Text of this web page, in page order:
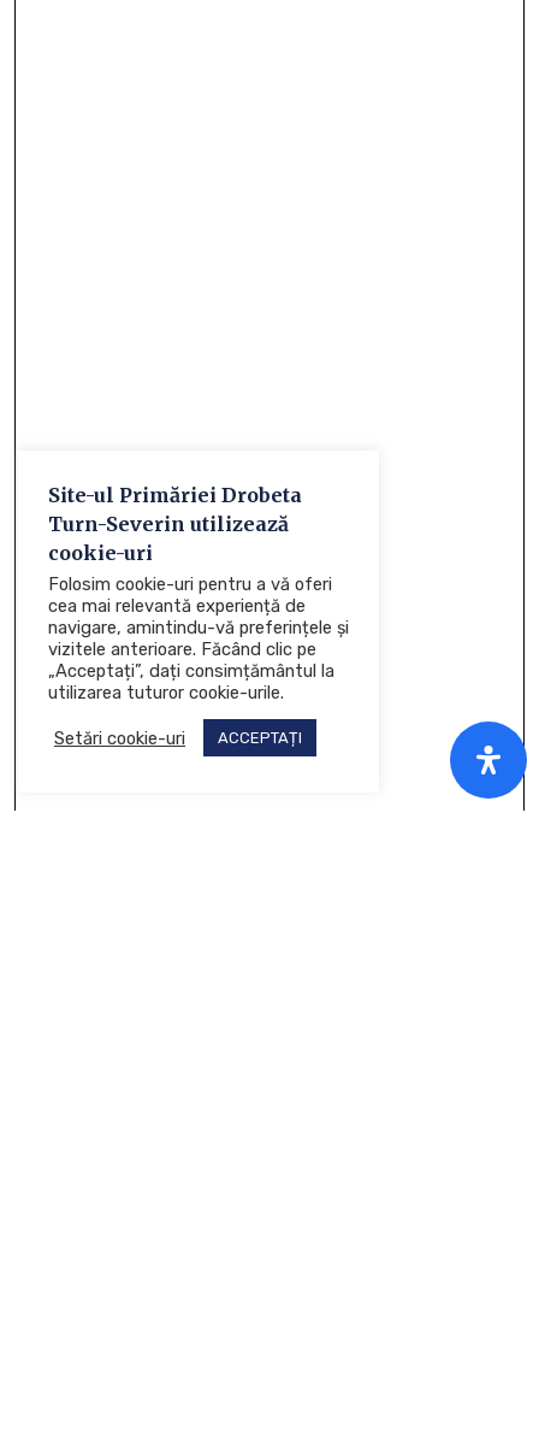
Site-ul Primăriei Drobeta
Turn-Severin utilizează
cookie-uri
Folosim cookie-uri pentru a vă oferi
cea mai relevantă experiență de
navigare, amintindu-vă preferințele și
vizitele anterioare. Făcând clic pe
„Acceptați”, dați consimțământul la
utilizarea tuturor cookie-urile.
Setări cookie-uri ACCEPTAȚI